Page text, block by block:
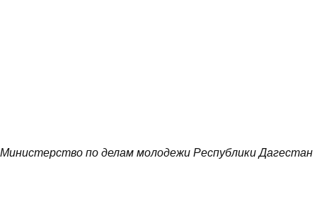
Министерство по делам молодежи Республики Дагестан